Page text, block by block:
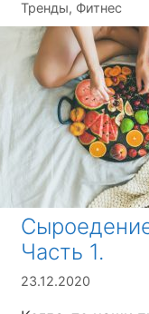
б
р
и
к
и
Тренды, Фитнес
Часть 1.
23.12.2020